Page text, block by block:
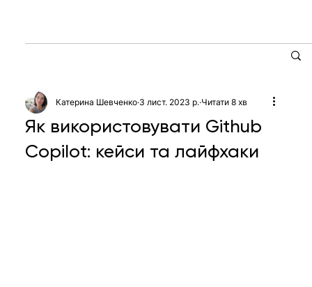
Як використовувати Github
Copilot: кейси та лайфхаки
Катерина Шевченко 3 лист. 2023 р. Читати 8 хв